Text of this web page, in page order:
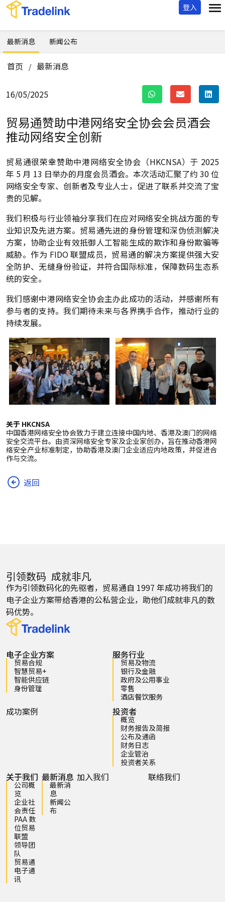
登入
最新消息 新闻公布
首页 / 最新消息
16/05/2025
贸易通赞助中港网络安全协会会员酒会
推动网络安全创新
贸易通很荣幸赞助中港网络安全协会（HKCNSA）于 2025
年 5 月 13 日举办的月度会员酒会。本次活动汇聚了约 30 位
网络安全专家、创新者及专业人士，促进了联系并交流了宝
贵的见解。
我们积极与行业领袖分享我们在应对网络安全挑战方面的专
业知识及先进方案。贸易通先进的身份管理和深伪侦测解决
方案，协助企业有效抵御人工智能生成的欺诈和身份欺骗等
威胁。作为 FIDO 联盟成员，贸易通的解决方案提供强大安
全防护、无缝身份验证，并符合国际标准，保障数码生态系
统的安全。
我们感谢中港网络安全协会主办此成功的活动，并感谢所有
参与者的支持。我们期待未来与各界携手合作，推动行业的
持续发展。
关于 HKCNSA
中国香港网络安全协会致力于建立连接中国内地、香港及澳门的网络
安全交流平台。由资深网络安全专家及企业家创办，旨在推动香港网
络安全产业标准制定，协助香港及澳门企业适应内地政策，并促进合
作与交流。
返回
引领数码 成就非凡
作为引领数码化的先驱者，贸易通自 1997 年成功将我们的
电子企业方案带给香港的公私营企业，助他们成就非凡的数
码优势。
电子企业方案
贸易合规
智慧贸易+
智能供应链
身份管理
服务行业
贸易及物流
银行及金融
政府及公用事业
零售
酒店餐饮服务
成功案例 投资者
概览
财务报告及简报
公布及通函
财务日志
企业管治
投资者关系
关于我们
公司概
览
企业社
会责任
PAA 数
位贸易
联盟
领导团
队
贸易通
电子通
讯
最新消息
最新消
息
新闻公
布
加入我们 联络我们